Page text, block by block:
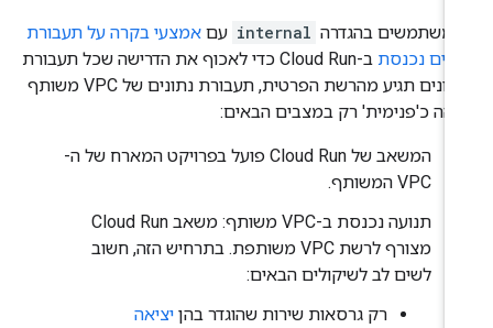
בהגדרה internal עם אמצעי בקרה על תעבורת
נכנסת
ב-Cloud Run כדי לאכוף את הדרישה שכל תעבורת
הנתונים תגיע מהרשת הפרטית, תעבורת נתונים של VPC משותף
כ'פנימית' רק במצבים הבאים:
המשאב של Cloud Run פועל בפרויקט המארח של ה-
VPC המשותף.
תנועה נכנסת ב-VPC משותף: משאב Cloud Run
מצורף לרשת VPC משותפת. בתרחיש הזה, חשוב
לשים לב לשיקולים הבאים:
רק גרסאות שירות שהוגדר בהן יציאה